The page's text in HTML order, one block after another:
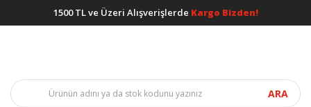
1500 TL ve Üzeri Alışverişlerde Kargo Bizden!
ARA